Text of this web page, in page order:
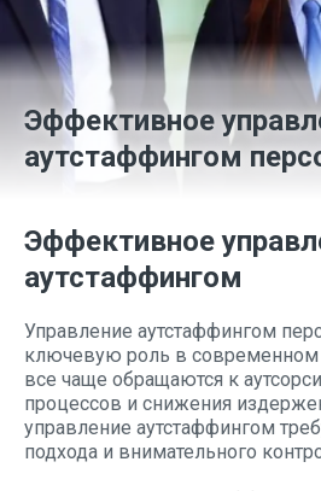
Эффективное
аутстаффингом
Эффективное
аутстаффингом
Управление аутстаффингом
ключевую роль в современном
все чаще обращаются к
процессов и снижения
управление аутстаффингом
подхода и внимательного